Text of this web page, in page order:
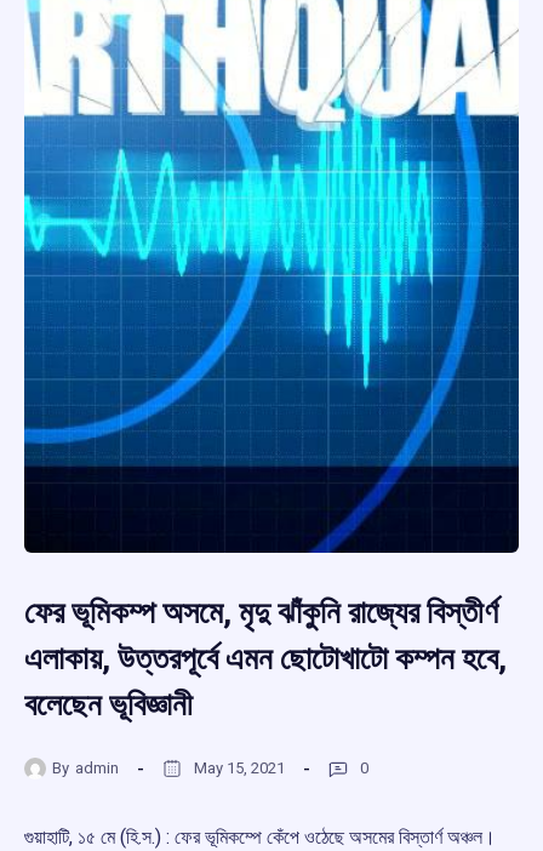
ফের ভূমিকম্প অসমে, মৃদু ঝাঁকুনি রাজ্যের বিস্তীর্ণ
এলাকায়, উত্তরপূর্বে এমন ছোটোখাটো কম্পন হবে,
বলেছেন ভূবিজ্ঞানী
By admin May 15, 2021 0
গুয়াহাটি, ১৫ মে (হি.স.) : ফের ভূমিকম্পে কেঁপে ওঠেছে অসমের বিস্তার্ণ অঞ্চল।